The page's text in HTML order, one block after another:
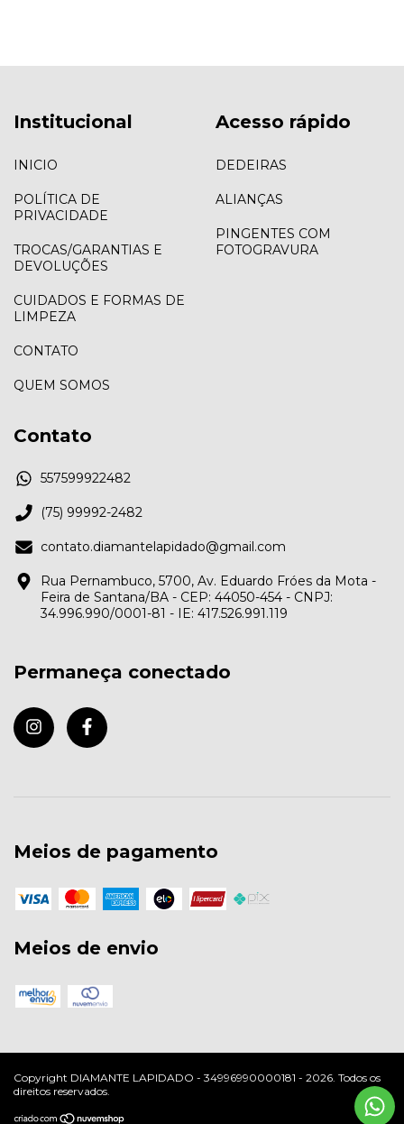
Institucional
INICIO
POLÍTICA DE
PRIVACIDADE
TROCAS/GARANTIAS E
DEVOLUÇÕES
CUIDADOS E FORMAS DE
LIMPEZA
CONTATO
QUEM SOMOS
Acesso rápido
DEDEIRAS
ALIANÇAS
PINGENTES COM
FOTOGRAVURA
Contato
557599922482
(75) 99992-2482
contato.diamantelapidado@gmail.com
Rua Pernambuco, 5700, Av. Eduardo Fróes da Mota -
Feira de Santana/BA - CEP: 44050-454 - CNPJ:
34.996.990/0001-81 - IE: 417.526.991.119
Permaneça conectado
Meios de pagamento
Meios de envio
Copyright DIAMANTE LAPIDADO - 34996990000181 - 2026. Todos os
direitos reservados.